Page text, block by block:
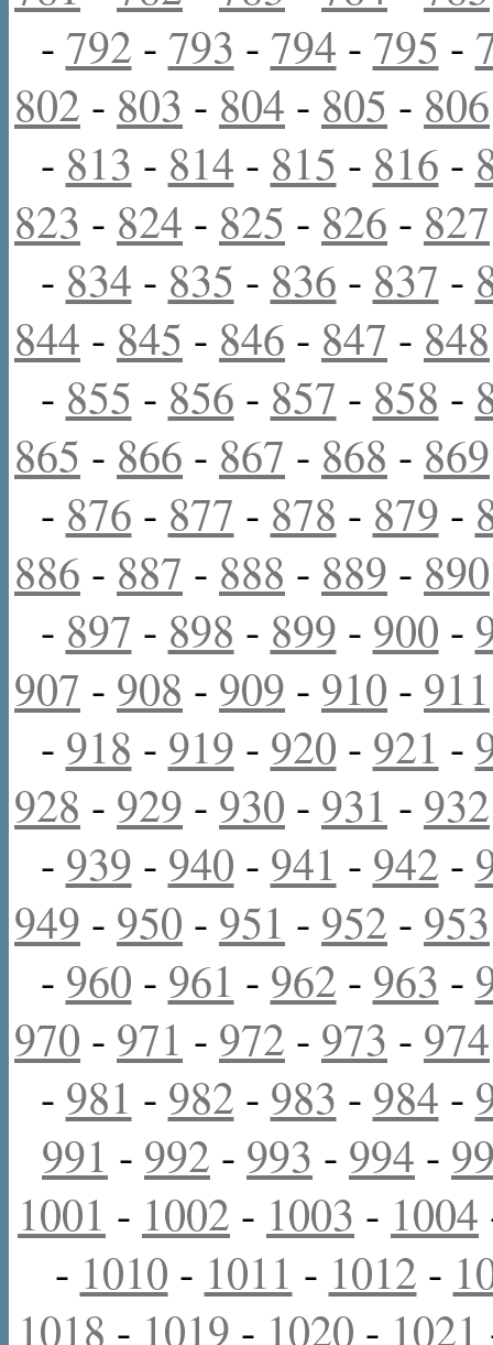
- 792 - 793 - 794 - 795 -
802 - 803 - 804 - 805 - 806
- 813 - 814 - 815 - 816 -
823 - 824 - 825 - 826 - 827
- 834 - 835 - 836 - 837 -
844 - 845 - 846 - 847 - 848
- 855 - 856 - 857 - 858 -
865 - 866 - 867 - 868 - 869
- 876 - 877 - 878 - 879 -
886 - 887 - 888 - 889 - 890
- 897 - 898 - 899 - 900 -
907 - 908 - 909 - 910 - 911
- 918 - 919 - 920 - 921 -
928 - 929 - 930 - 931 - 932
- 939 - 940 - 941 - 942 -
949 - 950 - 951 - 952 - 953
- 960 - 961 - 962 - 963 -
970 - 971 - 972 - 973 - 974
- 981 - 982 - 983 - 984 -
991 - 992 - 993 - 994 -
1001 - 1002 - 1003 - 1004
- 1010 - 1011 - 1012 -
1018 - 1019 - 1020 - 1021